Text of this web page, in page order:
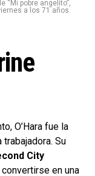
“Mi pobre angelito”,
a los 71 años.
O’Hara fue la
Su
City
en una